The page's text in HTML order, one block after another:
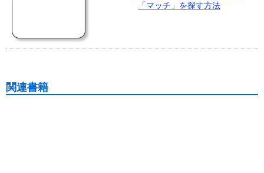
「マッチ」を探す方法
関連書籍